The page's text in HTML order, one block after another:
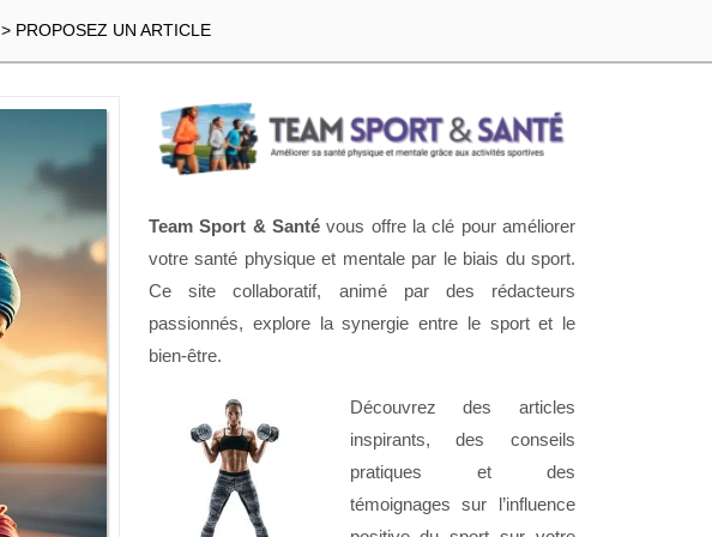
> PROPOSEZ UN ARTICLE
Team Sport & Santé vous offre la clé pour améliorer
votre santé physique et mentale par le biais du sport.
Ce site collaboratif, animé par des rédacteurs
passionnés, explore la synergie entre le sport et le
bien-être.
Découvrez des articles
inspirants, des conseils
pratiques et des
témoignages sur l’influence